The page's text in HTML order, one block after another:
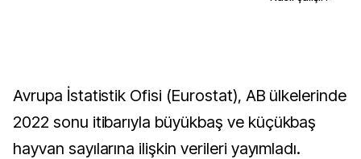
Avrupa İstatistik Ofisi (Eurostat), AB ülkelerinde
2022 sonu itibarıyla büyükbaş ve küçükbaş
hayvan sayılarına ilişkin verileri yayımladı.